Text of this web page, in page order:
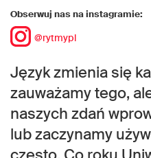
Obserwuj nas na instagramie:
@rytmypl
Język zmienia się
zauważamy tego,
naszych zdań
lub zaczynamy